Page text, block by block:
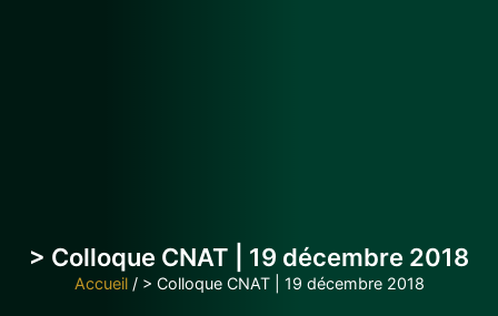
> Colloque CNAT | 19 décembre 2018
Accueil/ > Colloque CNAT | 19 décembre 2018